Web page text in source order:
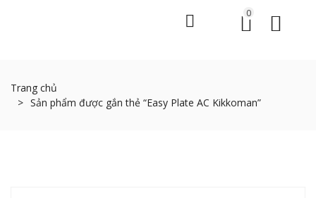
0
Trang chủ
Sản phẩm được gắn thẻ “Easy Plate AC Kikkoman”